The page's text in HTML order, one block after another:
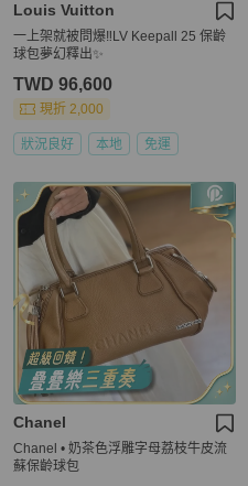
Louis Vuitton
一上架就被問爆‼️LV Keepall 25 保齡
球包夢幻釋出✨
TWD 96,600
現折 2,000
狀況良好 本地 免運
Chanel
Chanel • 奶茶色浮雕字母荔枝牛皮流
蘇保齡球包